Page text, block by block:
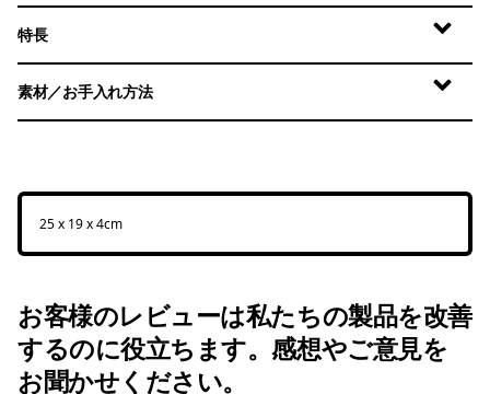
特長
素材／お手入れ方法
25 x 19 x 4cm
お客様のレビューは私たちの製品を改善
するのに役立ちます。感想やご意見を
お聞かせください。